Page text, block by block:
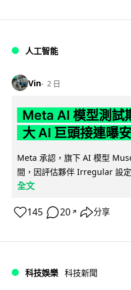
人工智能
Vin 2 日
Meta AI 模型測試
大 AI 巨頭接連曝
Meta 承認，旗下 AI 模型
間，因評估夥伴 Irregular 設
全文
145 20 ↗ 分享
科技娛樂 科技新聞